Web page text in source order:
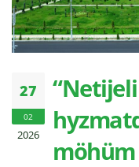
27
02
2026
möhüm